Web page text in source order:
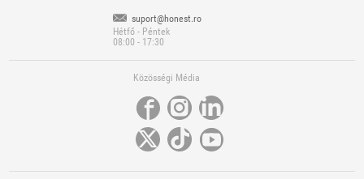
suport@honest.ro
Hétfő - Péntek
08:00 - 17:30
Közösségi Média